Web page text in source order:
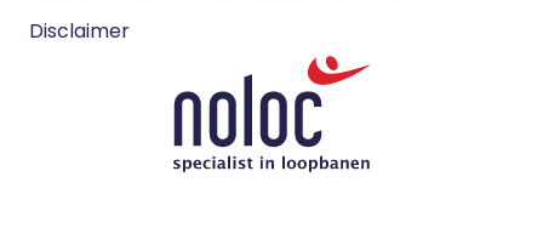
navigatie
Disclaimer